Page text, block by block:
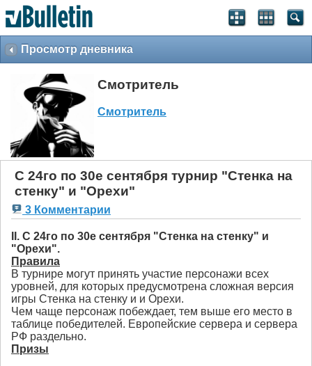
Просмотр дневника
Смотритель
Смотритель
С 24го по 30е сентября турнир "Стенка на
стенку" и "Орехи"
3 Комментарии
II. С 24го по 30е сентября "Стенка на стенку" и
"Орехи".
Правила
В турнире могут принять участие персонажи всех
уровней, для которых предусмотрена сложная версия
игры Стенка на стенку и и Орехи.
Чем чаще персонаж побеждает, тем выше его место в
таблице победителей. Европейские сервера и сервера
РФ раздельно.
Призы